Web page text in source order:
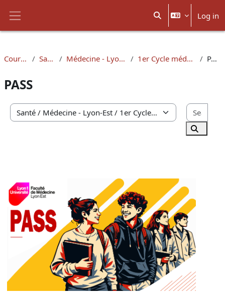
Toggle search input
Log in
Courses Santé Médecine - Lyon-Est 1er Cycle médecine PASS
PASS
Course categories
Search